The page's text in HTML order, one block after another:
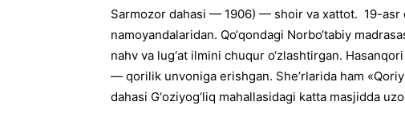
Sarmozor dahasi — 1906) — shoir va xattot. 19-asr
namoyandalaridan. Qo‘qondagi Norbo‘tabiy
nahv va lug‘at ilmini chuqur o‘zlashtirgan.
— qorilik unvoniga erishgan. She’rlarida ham
dahasi G‘oziyog‘liq mahallasidagi katta masjidda